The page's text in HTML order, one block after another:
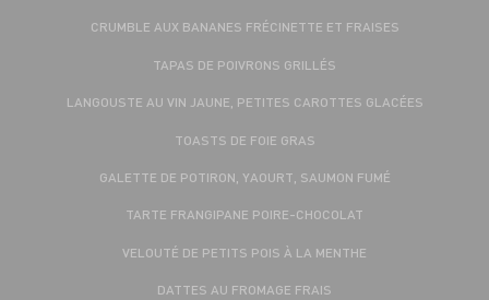
CRUMBLE AUX BANANES FRÉCINETTE ET FRAISES
TAPAS DE POIVRONS GRILLÉS
LANGOUSTE AU VIN JAUNE, PETITES CAROTTES GLACÉES
TOASTS DE FOIE GRAS
GALETTE DE POTIRON, YAOURT, SAUMON FUMÉ
TARTE FRANGIPANE POIRE-CHOCOLAT
VELOUTÉ DE PETITS POIS À LA MENTHE
DATTES AU FROMAGE FRAIS